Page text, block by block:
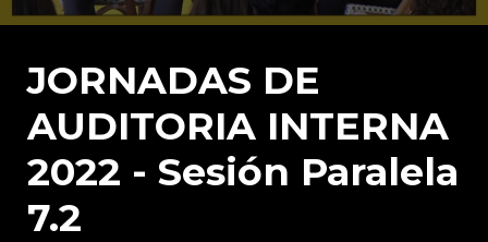
0
seconds
JORNADAS DE
AUDITORIA INTERNA
2022 - Sesión Paralela
7.2